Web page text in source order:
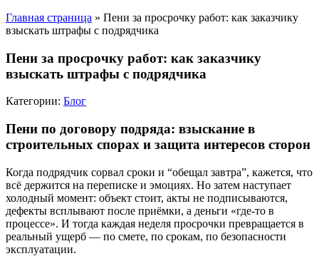
Главная страница » Пени за просрочку работ: как заказчику
взыскать штрафы с подрядчика
Пени за просрочку работ: как заказчику
взыскать штрафы с подрядчика
Категории: Блог
Пени по договору подряда: взыскание в
строительных спорах и защита интересов сторон
Когда подрядчик сорвал сроки и “обещал завтра”, кажется, что
всё держится на переписке и эмоциях. Но затем наступает
холодный момент: объект стоит, акты не подписываются,
дефекты всплывают после приёмки, а деньги «где-то в
процессе». И тогда каждая неделя просрочки превращается в
реальный ущерб — по смете, по срокам, по безопасности
эксплуатации.